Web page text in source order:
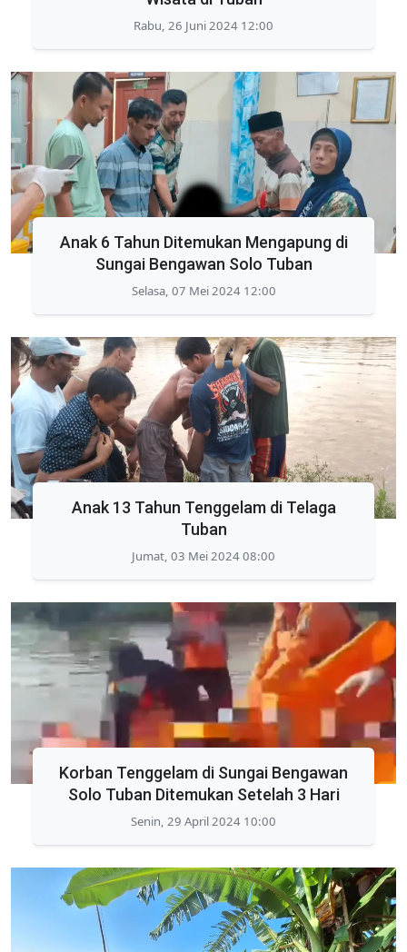
Rabu, 26 Juni 2024 12:00
Anak 6 Tahun Ditemukan Mengapung di
Sungai Bengawan Solo Tuban
Selasa, 07 Mei 2024 12:00
Anak 13 Tahun Tenggelam di Telaga
Tuban
Jumat, 03 Mei 2024 08:00
Korban Tenggelam di Sungai Bengawan
Solo Tuban Ditemukan Setelah 3 Hari
Senin, 29 April 2024 10:00